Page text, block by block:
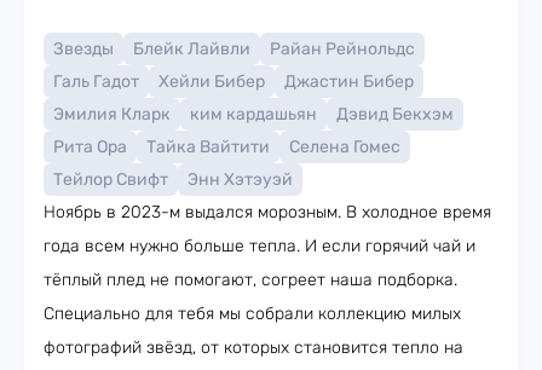
Звезды Блейк Лайвли
Райан Рейнольдс
Галь Гадот
Хейли Бибер
Джастин Бибер
Эмилия Кларк
ким кардашьян
Дэвид Бекхэм
Рита Ора
Тайка Вайтити
Селена Гомес
Тейлор Свифт
Энн Хэтэуэй
Ноябрь в 2023-м выдался морозным. В холодное время
года всем нужно больше тепла. И если горячий чай и
тёплый плед не помогают, согреет наша подборка.
Специально для тебя мы собрали коллекцию милых
фотографий звёзд, от которых становится тепло на